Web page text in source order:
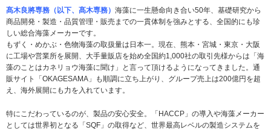
髙木良將専務（以下、髙木専務） 海藻に一生懸命向き合い50年、基礎研究から
商品開発・製造・品質管理・販売までの一貫体制を強みとする、全国的にも珍
しい総合海藻メーカーです。
もずく・めかぶ・色物海藻の取扱量は日本一。現在、熊本・宮城・東京・大阪
に工場や営業所を展開、大手量販店を始め全国約1,000社の取引先様からは「海
藻のことはカネリョウ海藻に聞け」と言って頂けるようになってきました。通
販サイト「OKAGESAMA」も順調に立ち上がり、グループ売上は200億円を超
え、海外展開にも力を入れています。
特にこだわっているのが、製品の安心安全。「HACCP」の導入や海藻メーカー
としては世界初となる「SQF」の取得など、世界最高レベルの製造システムを